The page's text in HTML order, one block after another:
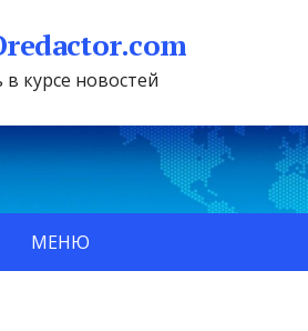
в курсе новостей
МЕНЮ